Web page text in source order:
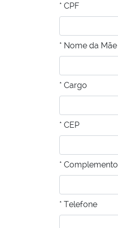
* CPF
* Nome da Mãe
* Cargo
* CEP
* Complemento
* Telefone